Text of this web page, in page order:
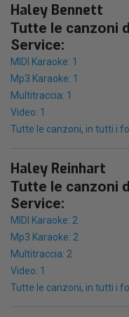
Haley Bennett
Tutte le canzoni
Service:
MIDI Karaoke: 1
Mp3 Karaoke: 1
Multitraccia: 1
Video: 1
Tutte le canzoni, in tutti i
Haley Reinhart
Tutte le canzoni
Service:
MIDI Karaoke: 2
Mp3 Karaoke: 2
Multitraccia: 2
Video: 1
Tutte le canzoni, in tutti i